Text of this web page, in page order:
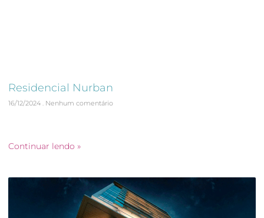
Residencial Nurban
16/12/2024 Nenhum comentário
Continuar lendo »